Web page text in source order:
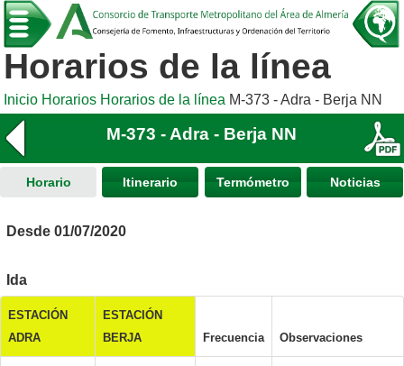
Horarios de la línea
Inicio Horarios Horarios de la línea M-373 - Adra - Berja NN
M-373 - Adra - Berja NN
Horario Itinerario Termómetro Noticias
Desde 01/07/2020
Ida
ESTACIÓN
ADRA
ESTACIÓN
BERJA
Frecuencia Observaciones